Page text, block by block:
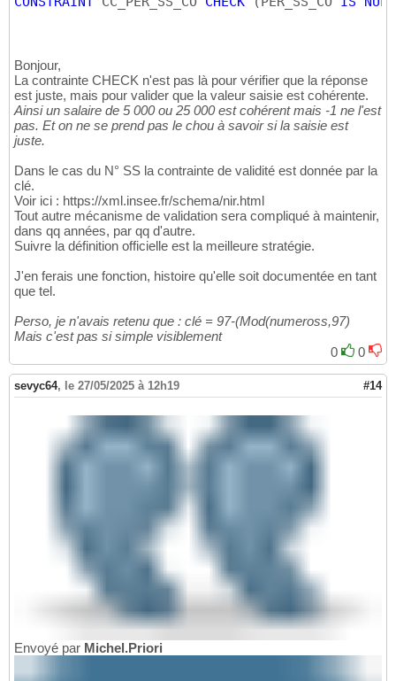
Bonjour,
La contrainte CHECK n'est pas là pour vérifier que la réponse
est juste, mais pour valider que la valeur saisie est cohérente.
Ainsi un salaire de 5 000 ou 25 000 est cohérent mais -1 ne l'est
pas. Et on ne se prend pas le chou à savoir si la saisie est
juste.
Dans le cas du N° SS la contrainte de validité est donnée par la
clé.
Voir ici : https://xml.insee.fr/schema/nir.html
Tout autre mécanisme de validation sera compliqué à maintenir,
dans qq années, par qq d'autre.
Suivre la définition officielle est la meilleure stratégie.
J'en ferais une fonction, histoire qu'elle soit documentée en tant
que tel.
Perso, je n'avais retenu que : clé = 97-(Mod(numeross,97)
Mais c'est pas si simple visiblement
0
0
sevyc64, le 27/05/2025 à 12h19 #14
Envoyé par Michel.Priori